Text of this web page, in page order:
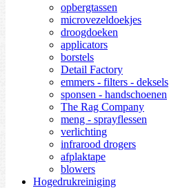
opbergtassen
microvezeldoekjes
droogdoeken
applicators
borstels
Detail Factory
emmers - filters - deksels
sponsen - handschoenen
The Rag Company
meng - sprayflessen
verlichting
infrarood drogers
afplaktape
blowers
Hogedrukreiniging